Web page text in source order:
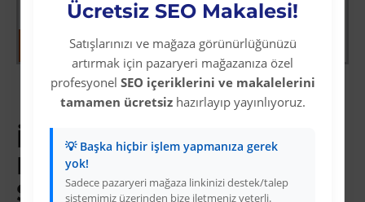
Ücretsiz SEO Makalesi!
Satışlarınızı ve mağaza görünürlüğünüzü
artırmak için pazaryeri mağazanıza özel
profesyonel SEO içeriklerini ve makalelerini
tamamen ücretsizhazırlayıp yayınlıyoruz.
💡 Başka hiçbir işlem yapmanıza gerek
yok!
Sadece pazaryeri mağaza linkinizi destek/talep
sistemimiz üzerinden bize iletmeniz yeterli.
Gösterilen: 1 ile 12 arası, toplam: 12 (1
İzmir Fırça Dropshipping:
Pazaryerinde Kazançlı
Satış Kategorisi